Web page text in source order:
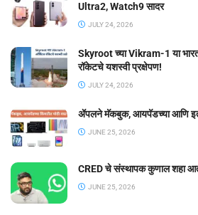
Ultra2, Watch9 सादर
JULY 24, 2026
Skyroot च्या Vikram-1 या
रॉकेटचे यशस्वी प्रक्षेपण!
JULY 24, 2026
ॲपलने मॅकबुक, आयपॅडच्या आणि इतर
JUNE 25, 2026
CRED चे संस्थापक कुणाल शहा
JUNE 25, 2026